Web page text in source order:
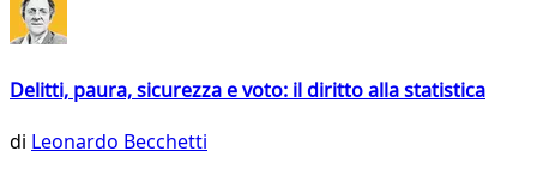
Delitti, paura, sicurezza e voto: il diritto alla statistica
di Leonardo Becchetti